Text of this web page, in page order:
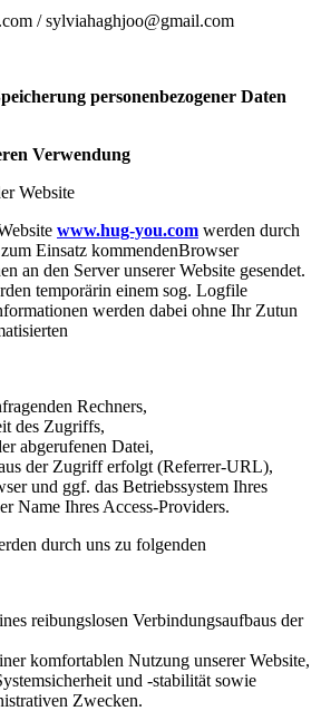
/ sylviahaghjoo@gmail.com
personenbezogener Daten
Verwendung
Website
www.hug-you.com werden durch
Einsatz kommendenBrowser
an den Server unserer Website gesendet.
temporärin einem sog. Logfile
werden dabei ohne Ihr Zutun
Rechners,
des Zugriffs,
abgerufenen Datei,
der Zugriff erfolgt (Referrer-URL),
und ggf. das Betriebssystem Ihres
Name Ihres Access-Providers.
durch uns zu folgenden
reibungslosen Verbindungsaufbaus der
komfortablen Nutzung unserer Website,
und -stabilität sowie
Zwecken.